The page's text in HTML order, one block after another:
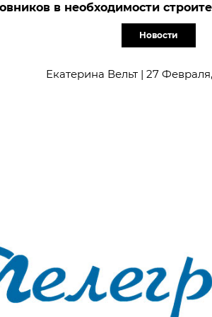
в необходимости
Новости
Екатерина Вельт | 27